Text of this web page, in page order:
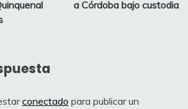
a Córdoba bajo custodia
conectado para publicar un